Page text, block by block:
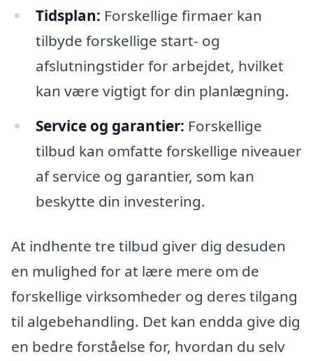
Tidsplan: Forskellige firmaer kan
tilbyde forskellige start- og
afslutningstider for arbejdet, hvilket
kan være vigtigt for din planlægning.
Service og garantier: Forskellige
tilbud kan omfatte forskellige niveauer
af service og garantier, som kan
beskytte din investering.
At indhente tre tilbud giver dig desuden
en mulighed for at lære mere om de
forskellige virksomheder og deres tilgang
til algebehandling. Det kan endda give dig
en bedre forståelse for, hvordan du selv